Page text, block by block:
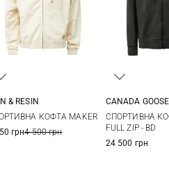
& RESIN
КОФТА MAKER
грн4 500 грн
CANADA GOOSE
СПОРТИВНА
FULL ZIP - BD
24 500 грн